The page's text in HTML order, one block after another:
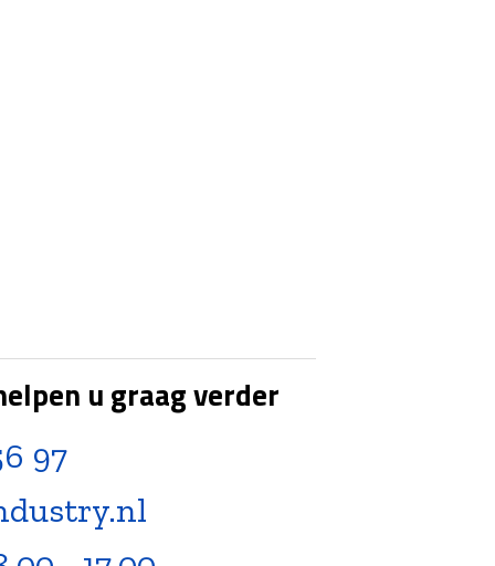
u graag verder
97